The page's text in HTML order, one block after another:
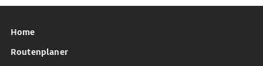
Home
Routenplaner